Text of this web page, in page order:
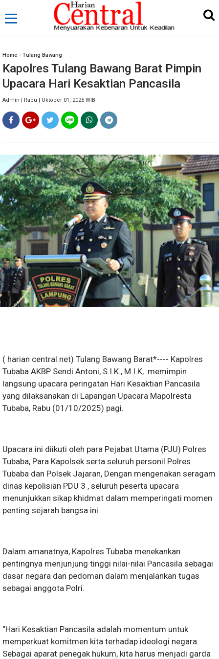
Home » Tulang Bawang
Kapolres Tulang Bawang Barat Pimpin
Upacara Hari Kesaktian Pancasila
Admin | Rabu | Oktober 01, 2025 WIB
( harian central.net) Tulang Bawang Barat*---- Kapolres
Tubaba AKBP Sendi Antoni, S.I.K., M.I.K, memimpin
langsung upacara peringatan Hari Kesaktian Pancasila
yang dilaksanakan di Lapangan Upacara Mapolresta
Tubaba, Rabu (01/10/2025) pagi.
Upacara ini diikuti oleh para Pejabat Utama (PJU) Polres
Tubaba, Para Kapolsek serta seluruh personil Polres
Tubaba dan Polsek Jajaran, Dengan mengenakan seragam
dinas kepolisian PDU 3 , seluruh peserta upacara
menunjukkan sikap khidmat dalam memperingati momen
penting sejarah bangsa ini.
Dalam amanatnya, Kapolres Tubaba menekankan
pentingnya menjunjung tinggi nilai-nilai Pancasila sebagai
dasar negara dan pedoman dalam menjalankan tugas
sebagai anggota Polri.
“Hari Kesaktian Pancasila adalah momentum untuk
memperkuat komitmen kita terhadap ideologi negara.
Sebagai aparat penegak hukum, kita harus menjadi garda